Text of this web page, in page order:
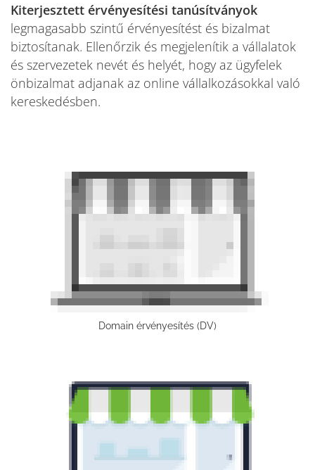
Kiterjesztett érvényesítési tanúsítványok
legmagasabb szintű érvényesítést és bizalmat
biztosítanak. Ellenőrzik és megjelenítik a vállalatok
és szervezetek nevét és helyét, hogy az ügyfelek
önbizalmat adjanak az online vállalkozásokkal való
kereskedésben.
Domain érvényesítés (DV)